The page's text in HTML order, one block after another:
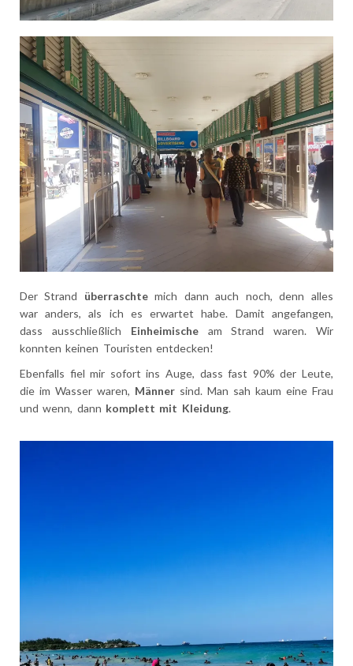
Der Strand überraschte mich dann auch noch, denn alles
war anders, als ich es erwartet habe. Damit angefangen,
dass ausschließlich Einheimischeam Strand waren. Wir
konnten keinen Touristen entdecken!
Ebenfalls fiel mir sofort ins Auge, dass fast 90% der Leute,
die im Wasser waren, Männer sind. Man sah kaum eine Frau
und wenn, dann komplett mit Kleidung.